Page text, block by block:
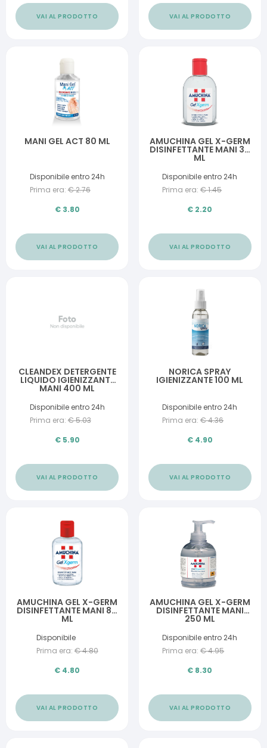
VAI AL PRODOTTO VAI AL PRODOTTO
MANI GEL ACT 80 ML
Disponibile entro 24h
Prima era: €2.76
€ 3.80
VAI AL PRODOTTO
AMUCHINA GEL X-GERM
DISINFETTANTE MANI 30
ML
Disponibile entro 24h
Prima era: €1.45
€ 2.20
VAI AL PRODOTTO
CLEANDEX DETERGENTE
LIQUIDO IGIENIZZANTE
MANI 400 ML
Disponibile entro 24h
Prima era: €5.03
€ 5.90
VAI AL PRODOTTO
NORICA SPRAY
IGIENIZZANTE 100 ML
Disponibile entro 24h
Prima era: €4.36
€ 4.90
VAI AL PRODOTTO
AMUCHINA GEL X-GERM
DISINFETTANTE MANI 80
ML
Disponibile
Prima era: €4.80
€ 4.80
VAI AL PRODOTTO
AMUCHINA GEL X-GERM
DISINFETTANTE MANI
250 ML
Disponibile entro 24h
Prima era: €4.95
€ 8.30
VAI AL PRODOTTO